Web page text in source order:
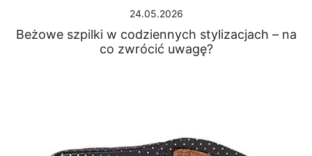
24.05.2026
Beżowe szpilki w codziennych stylizacjach – na
co zwrócić uwagę?